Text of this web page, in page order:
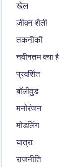
खेल
जीवन शैली
तकनीकी
नवीनतम क्या है
प्रदर्शित
बॉलीवुड
मनोरंजन
मोडलिंग
यात्रा
राजनीति